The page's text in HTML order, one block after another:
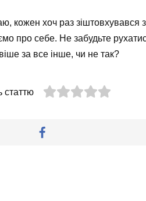
кожен хоч раз
про себе. Не забудьте
за все інше, чи не так?
статтю